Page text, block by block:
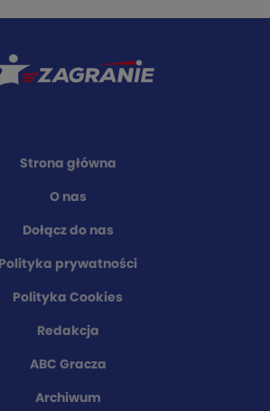
Strona główna
O nas
Dołącz do nas
Polityka prywatności
Polityka Cookies
Redakcja
ABC Gracza
Archiwum